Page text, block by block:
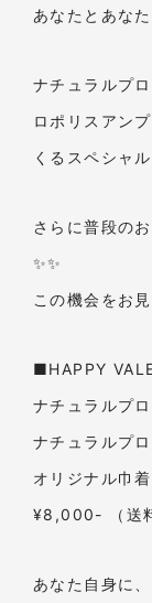
あなたとあな
ナチュラルプ
ロポリスアン
くるスペシャル
さらに普段の
✨✨
この機会をお
■HAPPY
ナチュラルプ
ナチュラルプ
オリジナル巾
¥8,000- （送
あなた自身に